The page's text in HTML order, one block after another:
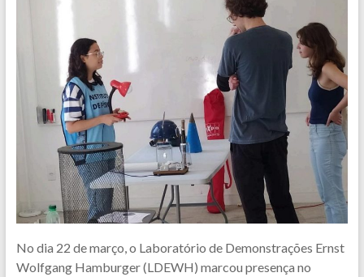
No dia 22 de março, o Laboratório de Demonstrações Ernst
Wolfgang Hamburger (LDEWH) marcou presença no